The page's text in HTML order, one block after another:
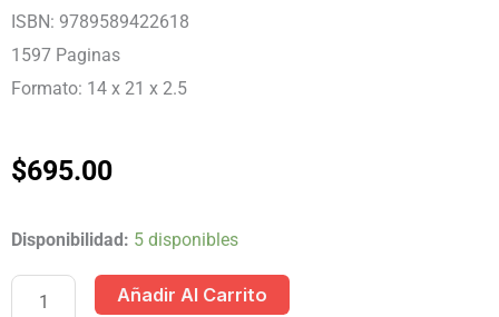
ISBN: 9789589422618
1597 Paginas
Formato: 14 x 21 x 2.5
$695.00
Disponibilidad: 5 disponibles
COLECCION
COMUNIQUESE
BIEN
Añadir Al Carrito